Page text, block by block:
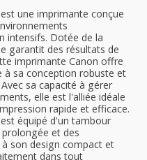
une imprimante conçue
intensifs. Dotée de la
garantit des résultats de
imprimante Canon offre
à sa conception robuste et
sa capacité à gérer
elle est l'alliée idéale
rapide et efficace.
est équipé d'un tambour
et des
son design compact et
dans tout